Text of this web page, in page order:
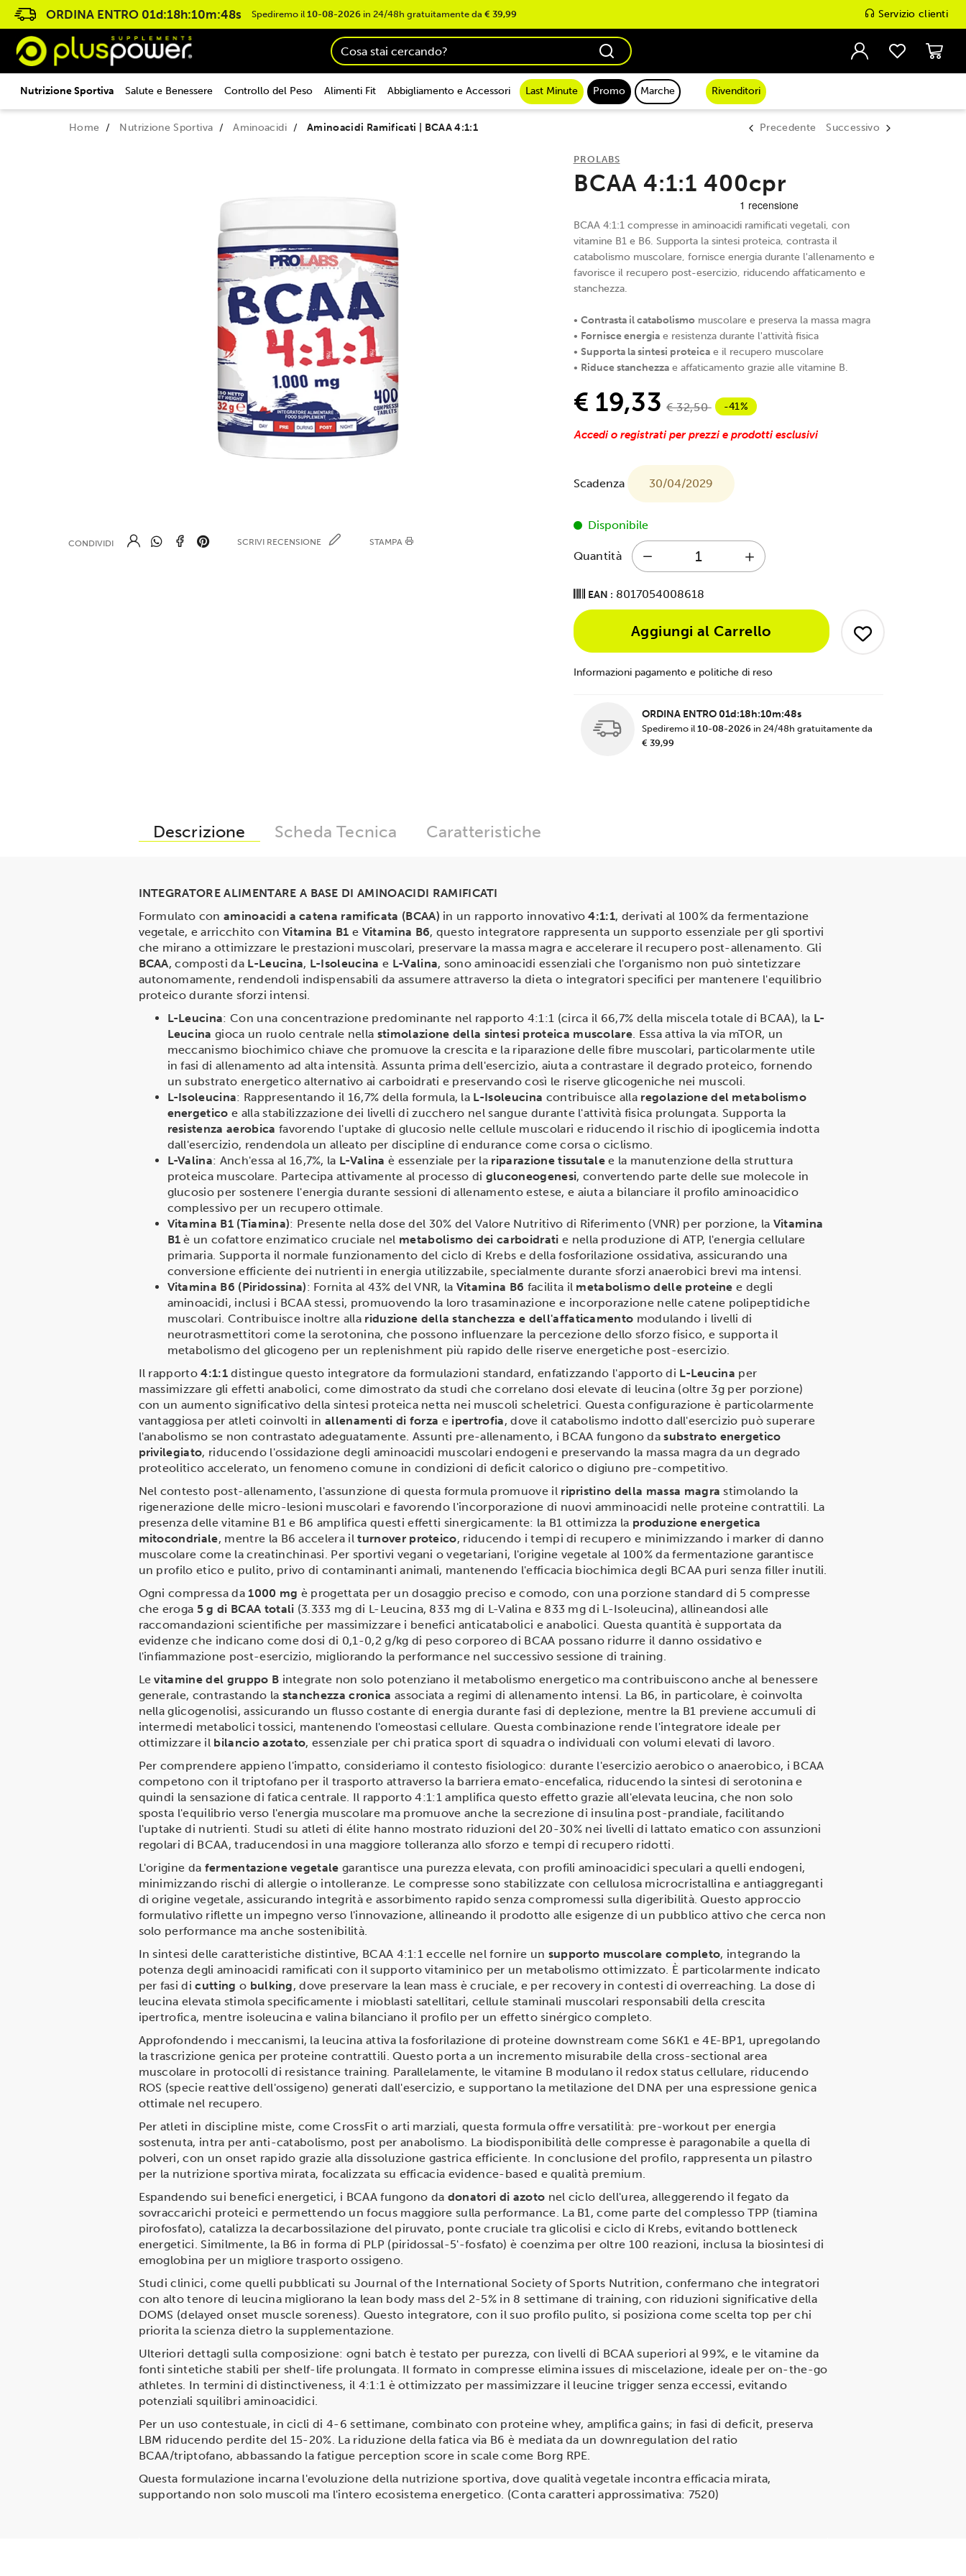
ORDINA ENTRO 01d:18h:10m:47s Spediremo il 10-08-2026in 24/48h gratuitamente da € 39,99 Servizio clienti
Nutrizione Sportiva Salute e Benessere Controllo del Peso Alimenti Fit Abbigliamento e Accessori Last Minute Promo Marche Rivenditori
Home Nutrizione Sportiva Aminoacidi Aminoacidi Ramificati | BCAA 4:1:1 Precedente Successivo
CONDIVIDI SCRIVI RECENSIONE STAMPA
PROLABS
BCAA 4:1:1 400cpr
BCAA 4:1:1 compresse in aminoacidi ramificati vegetali, con
vitamine B1 e B6. Supporta la sintesi proteica, contrasta il
catabolismo muscolare, fornisce energia durante l'allenamento e
favorisce il recupero post-esercizio, riducendo affaticamento e
stanchezza.
• Contrasta il catabolismomuscolare e preserva la massa magra
• Fornisce energiae resistenza durante l'attività fisica
• Supporta la sintesi proteicae il recupero muscolare
• Riduce stanchezzae affaticamento grazie alle vitamine B.
€ 19,33 € 32,50 -41%
Accedi o registrati per prezzi e prodotti esclusivi
Scadenza 30/04/2029
Disponibile
Quantità
EAN : 8017054008618
Aggiungi al Carrello
Informazioni pagamento e politiche di reso
ORDINA ENTRO01d:18h:10m:47s
Spediremo il 10-08-2026in 24/48h gratuitamente da
€ 39,99
Descrizione Scheda Tecnica Caratteristiche
INTEGRATORE ALIMENTARE A BASE DI AMINOACIDI RAMIFICATI
Formulato con aminoacidi a catena ramificata (BCAA) in un rapporto innovativo4:1:1, derivati al 100% da fermentazione
vegetale, e arricchito conVitamina B1 e Vitamina B6, questo integratore rappresenta un supporto essenziale per gli sportivi
che mirano a ottimizzare le prestazioni muscolari, preservare la massa magra e accelerare il recupero post-allenamento. Gli
BCAA, composti da L-Leucina, L-Isoleucina e L-Valina, sono aminoacidi essenziali che l'organismo non può sintetizzare
autonomamente, rendendoli indispensabili da assumere attraverso la dieta o integratori specifici per mantenere l'equilibrio
proteico durante sforzi intensi.
L-Leucina: Con una concentrazione predominante nel rapporto 4:1:1 (circa il 66,7% della miscela totale di BCAA), la L-
Leucina gioca un ruolo centrale nella stimolazione della sintesi proteica muscolare. Essa attiva la via mTOR, un
meccanismo biochimico chiave che promuove la crescita e la riparazione delle fibre muscolari, particolarmente utile
in fasi di allenamento ad alta intensità. Assunta prima dell'esercizio, aiuta a contrastare il degrado proteico, fornendo
un substrato energetico alternativo ai carboidrati e preservando così le riserve glicogeniche nei muscoli.
L-Isoleucina: Rappresentando il 16,7% della formula, la L-Isoleucina contribuisce alla regolazione del metabolismo
energetico e alla stabilizzazione dei livelli di zucchero nel sangue durante l'attività fisica prolungata. Supporta la
resistenza aerobica favorendo l'uptake di glucosio nelle cellule muscolari e riducendo il rischio di ipoglicemia indotta
dall'esercizio, rendendola un alleato per discipline di endurance come corsa o ciclismo.
L-Valina: Anch'essa al 16,7%, la L-Valina è essenziale per la riparazione tissutale e la manutenzione della struttura
proteica muscolare. Partecipa attivamente al processo di gluconeogenesi, convertendo parte delle sue molecole in
glucosio per sostenere l'energia durante sessioni di allenamento estese, e aiuta a bilanciare il profilo aminoacidico
complessivo per un recupero ottimale.
Vitamina B1 (Tiamina): Presente nella dose del 30% del Valore Nutritivo di Riferimento (VNR) per porzione, la Vitamina
B1 è un cofattore enzimatico cruciale nel metabolismo dei carboidrati e nella produzione di ATP, l'energia cellulare
primaria. Supporta il normale funzionamento del ciclo di Krebs e della fosforilazione ossidativa, assicurando una
conversione efficiente dei nutrienti in energia utilizzabile, specialmente durante sforzi anaerobici brevi ma intensi.
Vitamina B6 (Piridossina): Fornita al 43% del VNR, la Vitamina B6 facilita il metabolismo delle proteine e degli
aminoacidi, inclusi i BCAA stessi, promuovendo la loro trasaminazione e incorporazione nelle catene polipeptidiche
muscolari. Contribuisce inoltre alla riduzione della stanchezza e dell'affaticamento modulando i livelli di
neurotrasmettitori come la serotonina, che possono influenzare la percezione dello sforzo fisico, e supporta il
metabolismo del glicogeno per un replenishment più rapido delle riserve energetiche post-esercizio.
Il rapporto4:1:1distingue questo integratore da formulazioni standard, enfatizzando l'apporto di L-Leucina per
massimizzare gli effetti anabolici, come dimostrato da studi che correlano dosi elevate di leucina (oltre 3g per porzione)
con un aumento significativo della sintesi proteica netta nei muscoli scheletrici. Questa configurazione è particolarmente
vantaggiosa per atleti coinvolti inallenamenti di forza e ipertrofia, dove il catabolismo indotto dall'esercizio può superare
l'anabolismo se non contrastato adeguatamente. Assunti pre-allenamento, i BCAA fungono dasubstrato energetico
privilegiato, riducendo l'ossidazione degli aminoacidi muscolari endogeni e preservando la massa magra da un degrado
proteolitico accelerato, un fenomeno comune in condizioni di deficit calorico o digiuno pre-competitivo.
Nel contesto post-allenamento, l'assunzione di questa formula promuove il ripristino della massa magra stimolando la
rigenerazione delle micro-lesioni muscolari e favorendo l'incorporazione di nuovi amminoacidi nelle proteine contrattili. La
presenza delle vitamine B1 e B6 amplifica questi effetti sinergicamente: la B1 ottimizza la produzione energetica
mitocondriale, mentre la B6 accelera ilturnover proteico, riducendo i tempi di recupero e minimizzando i marker di danno
muscolare come la creatinchinasi. Per sportivi vegani o vegetariani, l'origine vegetale al 100% da fermentazione garantisce
un profilo etico e pulito, privo di contaminanti animali, mantenendo l'efficacia biochimica degli BCAA puri senza filler inutili.
Ogni compressa da1000 mg è progettata per un dosaggio preciso e comodo, con una porzione standard di 5 compresse
che eroga 5 g di BCAA totali (3.333 mg di L-Leucina, 833 mg di L-Valina e 833 mg di L-Isoleucina), allineandosi alle
raccomandazioni scientifiche per massimizzare i benefici anticatabolici e anabolici. Questa quantità è supportata da
evidenze che indicano come dosi di 0,1-0,2 g/kg di peso corporeo di BCAA possano ridurre il danno ossidativo e
l'infiammazione post-esercizio, migliorando la performance nel successivo sessione di training.
Levitamine del gruppo B integrate non solo potenziano il metabolismo energetico ma contribuiscono anche al benessere
generale, contrastando la stanchezza cronica associata a regimi di allenamento intensi. La B6, in particolare, è coinvolta
nella glicogenolisi, assicurando un flusso costante di energia durante fasi di deplezione, mentre la B1 previene accumuli di
intermedi metabolici tossici, mantenendo l'omeostasi cellulare. Questa combinazione rende l'integratore ideale per
ottimizzare il bilancio azotato, essenziale per chi pratica sport di squadra o individuali con volumi elevati di lavoro.
Per comprendere appieno l'impatto, consideriamo il contesto fisiologico: durante l'esercizio aerobico o anaerobico, i BCAA
competono con il triptofano per il trasporto attraverso la barriera emato-encefalica, riducendo la sintesi di serotonina e
quindi la sensazione di fatica centrale. Il rapporto 4:1:1 amplifica questo effetto grazie all'elevata leucina, che non solo
sposta l'equilibrio verso l'energia muscolare ma promuove anche la secrezione di insulina post-prandiale, facilitando
l'uptake di nutrienti. Studi su atleti di élite hanno mostrato riduzioni del 20-30% nei livelli di lattato ematico con assunzioni
regolari di BCAA, traducendosi in una maggiore tolleranza allo sforzo e tempi di recupero ridotti.
L'origine da fermentazione vegetale garantisce una purezza elevata, con profili aminoacidici speculari a quelli endogeni,
minimizzando rischi di allergie o intolleranze. Le compresse sono stabilizzate con cellulosa microcristallina e antiaggreganti
di origine vegetale, assicurando integrità e assorbimento rapido senza compromessi sulla digeribilità. Questo approccio
formulativo riflette un impegno verso l'innovazione, allineando il prodotto alle esigenze di un pubblico attivo che cerca non
solo performance ma anche sostenibilità.
In sintesi delle caratteristiche distintive, BCAA 4:1:1 eccelle nel fornire un supporto muscolare completo, integrando la
potenza degli aminoacidi ramificati con il supporto vitaminico per un metabolismo ottimizzato. È particolarmente indicato
per fasi dicutting o bulking, dove preservare la lean mass è cruciale, e per recovery in contesti di overreaching. La dose di
leucina elevata stimola specificamente i mioblasti satellitari, cellule staminali muscolari responsabili della crescita
ipertrofica, mentre isoleucina e valina bilanciano il profilo per un effetto sinérgico completo.
Approfondendo i meccanismi, la leucina attiva la fosforilazione di proteine downstream come S6K1 e 4E-BP1, upregolando
la trascrizione genica per proteine contrattili. Questo porta a un incremento misurabile della cross-sectional area
muscolare in protocolli di resistance training. Parallelamente, le vitamine B modulano il redox status cellulare, riducendo
ROS (specie reattive dell'ossigeno) generati dall'esercizio, e supportano la metilazione del DNA per una espressione genica
ottimale nel recupero.
Per atleti in discipline miste, come CrossFit o arti marziali, questa formula offre versatilità: pre-workout per energia
sostenuta, intra per anti-catabolismo, post per anabolismo. La biodisponibilità delle compresse è paragonabile a quella di
polveri, con un onset rapido grazie alla dissoluzione gastrica efficiente. In conclusione del profilo, rappresenta un pilastro
per la nutrizione sportiva mirata, focalizzata su efficacia evidence-based e qualità premium.
Espandendo sui benefici energetici, i BCAA fungono da donatori di azoto nel ciclo dell'urea, alleggerendo il fegato da
sovraccarichi proteici e permettendo un focus maggiore sulla performance. La B1, come parte del complesso TPP (tiamina
pirofosfato), catalizza la decarbossilazione del piruvato, ponte cruciale tra glicolisi e ciclo di Krebs, evitando bottleneck
energetici. Similmente, la B6 in forma di PLP (piridossal-5'-fosfato) è coenzima per oltre 100 reazioni, inclusa la biosintesi di
emoglobina per un migliore trasporto ossigeno.
Studi clinici, come quelli pubblicati su Journal of the International Society of Sports Nutrition, confermano che integratori
con alto tenore di leucina migliorano la lean body mass del 2-5% in 8 settimane di training, con riduzioni significative della
DOMS (delayed onset muscle soreness). Questo integratore, con il suo profilo pulito, si posiziona come scelta top per chi
priorita la scienza dietro la supplementazione.
Ulteriori dettagli sulla composizione: ogni batch è testato per purezza, con livelli di BCAA superiori al 99%, e le vitamine da
fonti sintetiche stabili per shelf-life prolungata. Il formato in compresse elimina issues di miscelazione, ideale per on-the-go
athletes. In termini di distinctiveness, il 4:1:1 è ottimizzato per massimizzare il leucine trigger senza eccessi, evitando
potenziali squilibri aminoacidici.
Per un uso contestuale, in cicli di 4-6 settimane, combinato con proteine whey, amplifica gains; in fasi di deficit, preserva
LBM riducendo perdite del 15-20%. La riduzione della fatica via B6 è mediata da un downregulation del ratio
BCAA/triptofano, abbassando la fatigue perception score in scale come Borg RPE.
Questa formulazione incarna l'evoluzione della nutrizione sportiva, dove qualità vegetale incontra efficacia mirata,
supportando non solo muscoli ma l'intero ecosistema energetico. (Conta caratteri approssimativa: 7520)